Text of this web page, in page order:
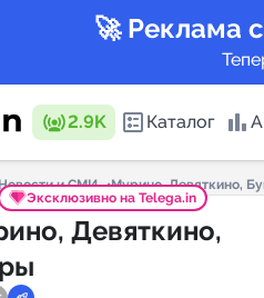
🚀 Реклама
2.9K Каталог
Каталог
Новости и СМИ
Мурино, Девяткино,
Эксклюзивно на Telega.in
Девяткино,